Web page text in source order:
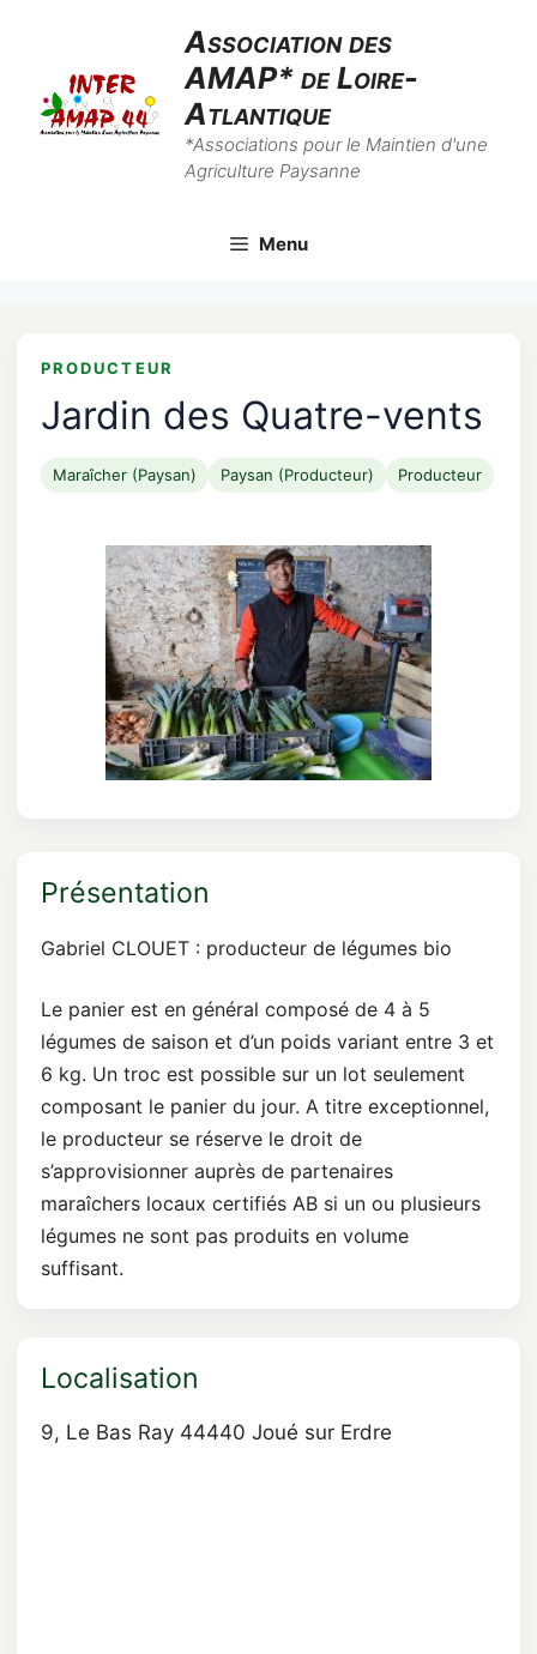
content
Association des
AMAP* de Loire-
Atlantique
*Associations pour le Maintien d'une
Agriculture Paysanne
Menu
PRODUCTEUR
Jardin des Quatre-vents
Maraîcher (Paysan) Paysan (Producteur) Producteur
Présentation
Gabriel CLOUET : producteur de légumes bio
Le panier est en général composé de 4 à 5
légumes de saison et d’un poids variant entre 3 et
6 kg. Un troc est possible sur un lot seulement
composant le panier du jour. A titre exceptionnel,
le producteur se réserve le droit de
s’approvisionner auprès de partenaires
maraîchers locaux certifiés AB si un ou plusieurs
légumes ne sont pas produits en volume
suffisant.
Localisation
9, Le Bas Ray 44440 Joué sur Erdre